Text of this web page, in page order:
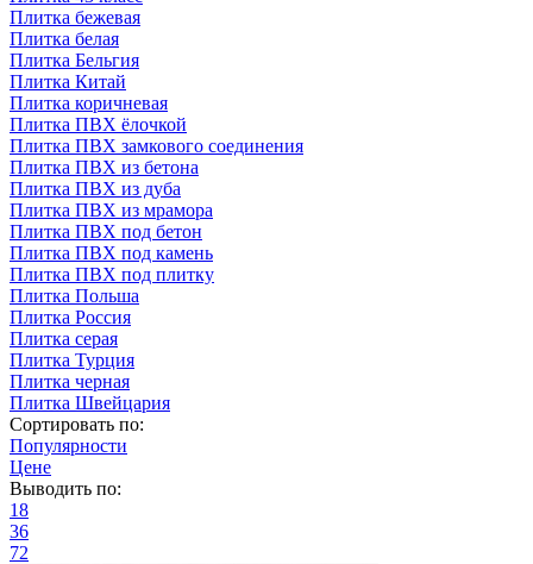
Плитка бежевая
Плитка белая
Плитка Бельгия
Плитка Китай
Плитка коричневая
Плитка ПВХ ёлочкой
Плитка ПВХ замкового соединения
Плитка ПВХ из бетона
Плитка ПВХ из дуба
Плитка ПВХ из мрамора
Плитка ПВХ под бетон
Плитка ПВХ под камень
Плитка ПВХ под плитку
Плитка Польша
Плитка Россия
Плитка серая
Плитка Турция
Плитка черная
Плитка Швейцария
Сортировать по:
Популярности
Цене
Выводить по:
18
36
72